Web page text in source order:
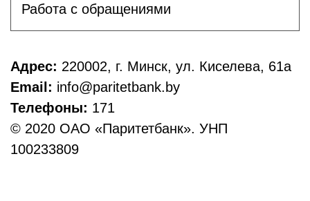
Работа с обращениями
Адрес: 220002, г. Минск, ул. Киселева, 61а
Email: info@paritetbank.by
Телефоны: 171
© 2020 ОАО «Паритетбанк». УНП
100233809